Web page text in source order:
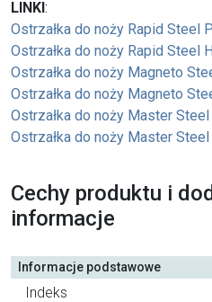
LINKI:
Ostrzałka do noży Rapid Steel
Ostrzałka do noży Rapid Steel
Ostrzałka do noży Magneto
Ostrzałka do noży Magneto
Ostrzałka do noży Master
Ostrzałka do noży Master
Cechy produktu i
informacje
Informacje podstawowe
Indeks